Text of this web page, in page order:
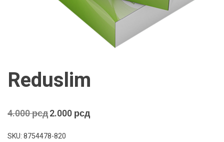
Reduslim
4.000рсдОригинална
је
2.000рсд
цена
SKU: 8754478-820